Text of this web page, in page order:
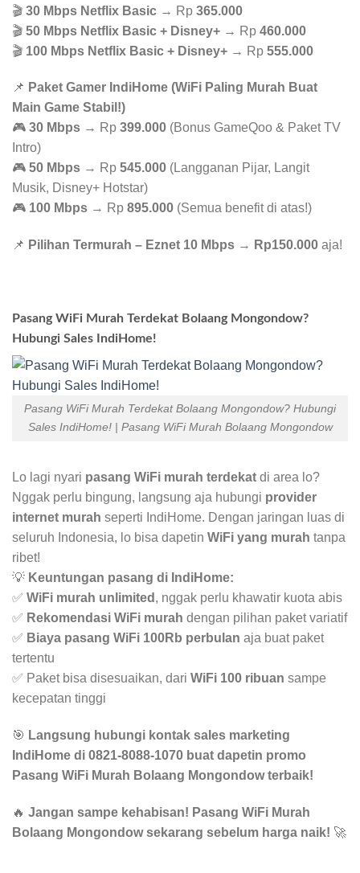
🎬 30 Mbps Netflix Basic → Rp 365.000
🎬 50 Mbps Netflix Basic + Disney+ → Rp 460.000
🎬 100 Mbps Netflix Basic + Disney+ → Rp 555.000
📌 Paket Gamer IndiHome (WiFi Paling Murah Buat
Main Game Stabil!)
🎮 30 Mbps → Rp 399.000 (Bonus GameQoo & Paket TV
Intro)
🎮 50 Mbps → Rp 545.000 (Langganan Pijar, Langit
Musik, Disney+ Hotstar)
🎮 100 Mbps → Rp 895.000 (Semua benefit di atas!)
📌 Pilihan Termurah – Eznet 10 Mbps → Rp150.000 aja!
Pasang WiFi Murah Terdekat Bolaang Mongondow?
Hubungi Sales IndiHome!
Pasang WiFi Murah Terdekat Bolaang Mongondow? Hubungi
Sales IndiHome! | Pasang WiFi Murah Bolaang Mongondow
Lo lagi nyari pasang WiFi murah terdekat di area lo?
Nggak perlu bingung, langsung aja hubungi provider
internet murah seperti IndiHome. Dengan jaringan luas di
seluruh Indonesia, lo bisa dapetin WiFi yang murah tanpa
ribet!
💡 Keuntungan pasang di IndiHome:
✅ WiFi murah unlimited , nggak perlu khawatir kuota abis
✅ Rekomendasi WiFi murah dengan pilihan paket variatif
✅ Biaya pasang WiFi 100Rb perbulan aja buat paket
tertentu
✅ Paket bisa disesuaikan, dari WiFi 100 ribuan sampe
kecepatan tinggi
🎯 Langsung hubungi kontak sales marketing
IndiHome di 0821-8088-1070 buat dapetin promo
Pasang WiFi Murah Bolaang Mongondow terbaik!
🔥 Jangan sampe kehabisan! Pasang WiFi Murah
Bolaang Mongondow sekarang sebelum harga naik! 🚀